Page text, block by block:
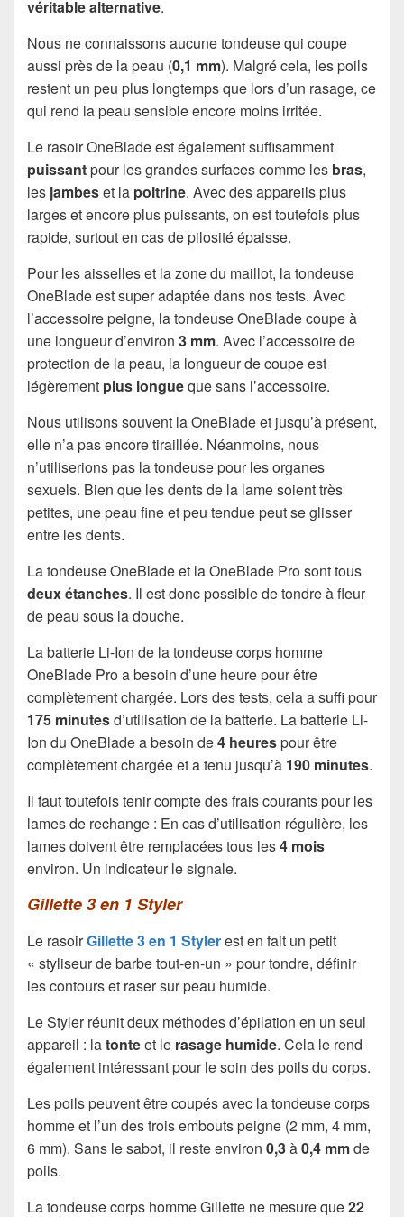
véritable alternative.
Nous ne connaissons aucune tondeuse qui coupe
aussi près de la peau (0,1 mm). Malgré cela, les poils
restent un peu plus longtemps que lors d’un rasage, ce
qui rend la peau sensible encore moins irritée.
Le rasoir OneBlade est également suffisamment
puissantpour les grandes surfaces comme les bras,
les jambeset la poitrine. Avec des appareils plus
larges et encore plus puissants, on est toutefois plus
rapide, surtout en cas de pilosité épaisse.
Pour les aisselles et la zone du maillot, la tondeuse
OneBlade est super adaptée dans nos tests. Avec
l’accessoire peigne, la tondeuse OneBlade coupe à
une longueur d’environ 3 mm. Avec l’accessoire de
protection de la peau, la longueur de coupe est
légèrement plus longueque sans l’accessoire.
Nous utilisons souvent la OneBlade et jusqu’à présent,
elle n’a pas encore tiraillée. Néanmoins, nous
n’utiliserions pas la tondeuse pour les organes
sexuels. Bien que les dents de la lame soient très
petites, une peau fine et peu tendue peut se glisser
entre les dents.
La tondeuse OneBlade et la OneBlade Pro sont tous
deux étanches. Il est donc possible de tondre à fleur
de peau sous la douche.
La batterie Li-Ion de la tondeuse corps homme
OneBlade Pro a besoin d’une heure pour être
complètement chargée. Lors des tests, cela a suffi pour
175 minutesd’utilisation de la batterie. La batterie Li-
Ion du OneBlade a besoin de4 heurespour être
complètement chargée et a tenu jusqu’à 190 minutes.
Il faut toutefois tenir compte des frais courants pour les
lames de rechange : En cas d’utilisation régulière, les
lames doivent être remplacées tous les4 mois
environ. Un indicateur le signale.
Gillette 3 en 1 Styler
Le rasoirGillette 3 en 1 Stylerest en fait un petit
« styliseur de barbe tout-en-un » pour tondre, définir
les contours et raser sur peau humide.
Le Styler réunit deux méthodes d’épilation en un seul
appareil : latonteet le rasage humide. Cela le rend
également intéressant pour le soin des poils du corps.
Les poils peuvent être coupés avec la tondeuse corps
homme et l’un des trois embouts peigne (2 mm, 4 mm,
6 mm). Sans le sabot, il reste environ 0,3à0,4 mmde
poils.
La tondeuse corps homme Gillette ne mesure que22